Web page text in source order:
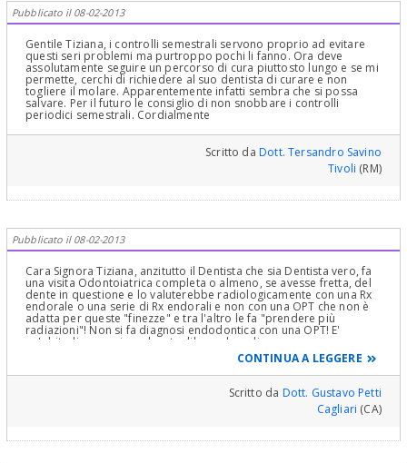
Pubblicato il 08-02-2013
Gentile Tiziana, i controlli semestrali servono proprio ad evitare
questi seri problemi ma purtroppo pochi li fanno. Ora deve
assolutamente seguire un percorso di cura piuttosto lungo e se mi
permette, cerchi di richiedere al suo dentista di curare e non
togliere il molare. Apparentemente infatti sembra che si possa
salvare. Per il futuro le consiglio di non snobbare i controlli
periodici semestrali. Cordialmente
Scritto daDott. Tersandro Savino
Tivoli (RM)
Pubblicato il 08-02-2013
Cara Signora Tiziana, anzitutto il Dentista che sia Dentista vero, fa
una visita Odontoiatrica completa o almeno, se avesse fretta, del
dente in questione e lo valuterebbe radiologicamente con una Rx
endorale o una serie di Rx endorali e non con una OPT che non è
adatta per queste "finezze" e tra l'altro le fa "prendere più
radiazioni"! Non si fa diagnosi endodontica con una OPT! E'
un'abitudine pessima che sta dilagando a disonore
dell'Odontoiatria che è una specialità seria e complessa! Se poi la
decsione di avulsione (estrazione) del secondo molare superiore
sinistro fosse scaturita sempre dalla sola visione di questa lastra e
non di una Rx endorale, sarebbe un "abominio"! Dalla lastra le
posso dire che il Dente dovrebbe avere patologie
endoparodontali periradicolari probabilmente a partenza di una
CONTINUA A LEGGERE
Scritto da Dott. Gustavo Petti
Cagliari (CA)